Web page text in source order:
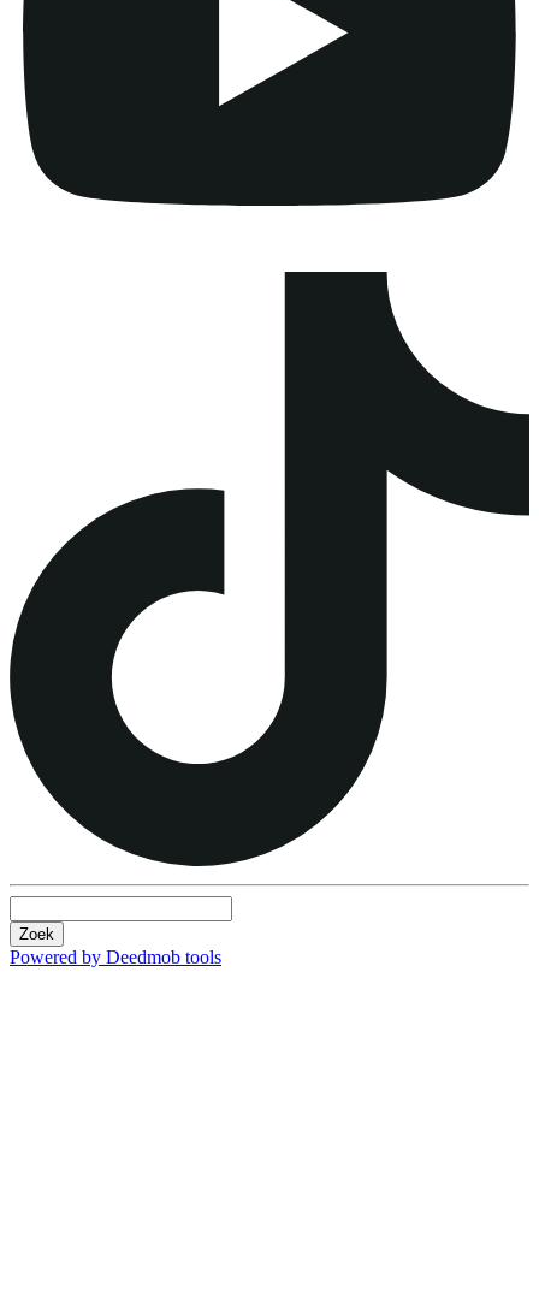
Zoek
Powered by Deedmob tools